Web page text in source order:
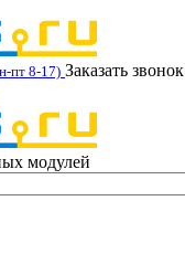
пт 8-17) Заказать звонок
модулей